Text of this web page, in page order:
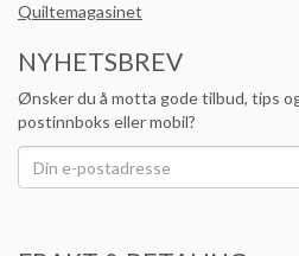
Quiltemagasinet
NYHETSBREV
Ønsker du å motta gode tilbud, tips
postinnboks eller mobil?